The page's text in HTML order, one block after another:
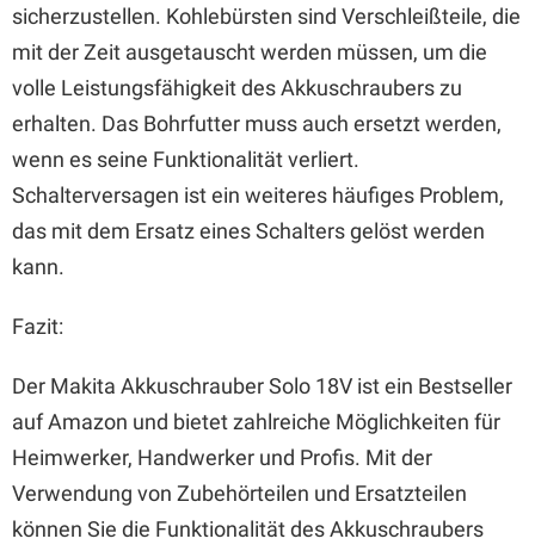
sicherzustellen. Kohlebürsten sind Verschleißteile, die
mit der Zeit ausgetauscht werden müssen, um die
volle Leistungsfähigkeit des Akkuschraubers zu
erhalten. Das Bohrfutter muss auch ersetzt werden,
wenn es seine Funktionalität verliert.
Schalterversagen ist ein weiteres häufiges Problem,
das mit dem Ersatz eines Schalters gelöst werden
kann.
Fazit:
Der Makita Akkuschrauber Solo 18V ist ein Bestseller
auf Amazon und bietet zahlreiche Möglichkeiten für
Heimwerker, Handwerker und Profis. Mit der
Verwendung von Zubehörteilen und Ersatzteilen
können Sie die Funktionalität des Akkuschraubers